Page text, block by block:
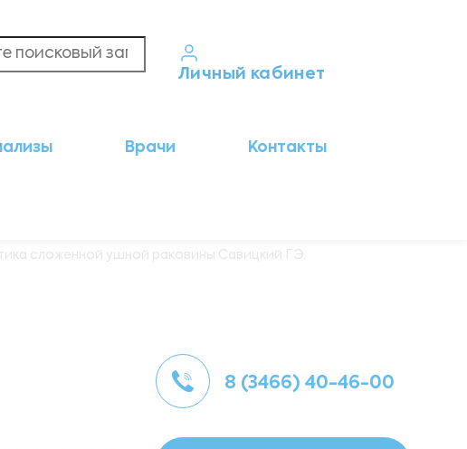
Личный кабинет
Врачи
Контакты
сложенной ушной раковины Савицкий Г.Э.
8 (3466) 40-46-00